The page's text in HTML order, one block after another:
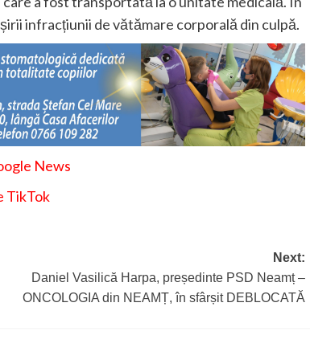
infracțiunii de vătămare corporală din culpă.
News
TikTok
Next:
Daniel Vasilică Harpa, președinte PSD Neamț –
ONCOLOGIA din NEAMȚ, în sfârșit DEBLOCATĂ